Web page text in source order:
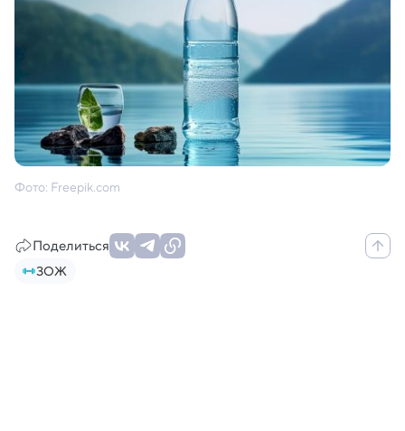
Фото: Freepik.com
Поделиться
ЗОЖ